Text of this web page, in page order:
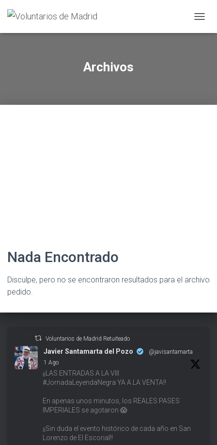
Archivos
Nada Encontrado
Disculpe, pero no se encontraron resultados para el archivo
pedido.
Voluntarios de Madrid Retuiteado
Javier Santamarta del Pozo @javisantamarta
·
1 Ago
¡¡LAS ENTRADAS A LA VIII
#JornadaLeyendaNegra YA A LA VENTA!!
En apenas unos minutos, los REALES PASES
IMPERIALES se agotaron 😱
¡¡Sin duda el evento histórico de cada año en San
Lorenzo de El Escorial!!